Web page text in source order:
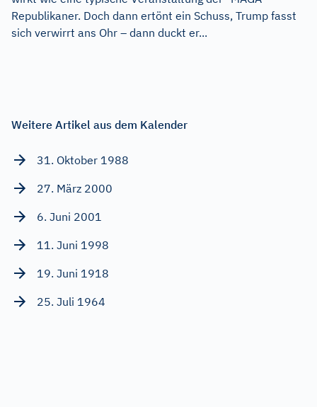
Republikaner. Doch dann ertönt ein Schuss, Trump fasst
sich verwirrt ans Ohr – dann duckt er...
Weitere Artikel aus dem Kalender
31. Oktober 1988
27. März 2000
6. Juni 2001
11. Juni 1998
19. Juni 1918
25. Juli 1964